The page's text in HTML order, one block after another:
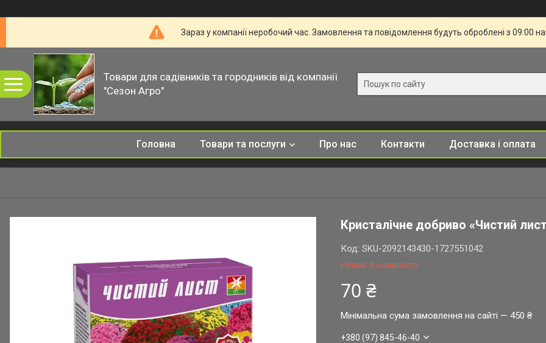
Зараз у компанії неробочий час. Замовлення та повідомлення будуть оброблені з 09:00
Товари для садівників та городників від компанії
"Сезон Агро"
Головна Товари та послуги Про нас Контакти Доставка і оплата
Кристалічне добриво «Чистий
Немає в наявності
Код:SKU-2092143430-1727551042
70 ₴
Мінімальна сума замовлення на сайті — 450 ₴
+380 (97) 845-46-40